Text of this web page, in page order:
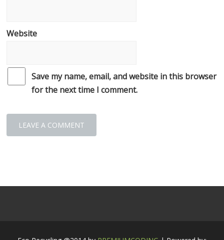
Website
Save my name, email, and website in this browser
for the next time I comment.